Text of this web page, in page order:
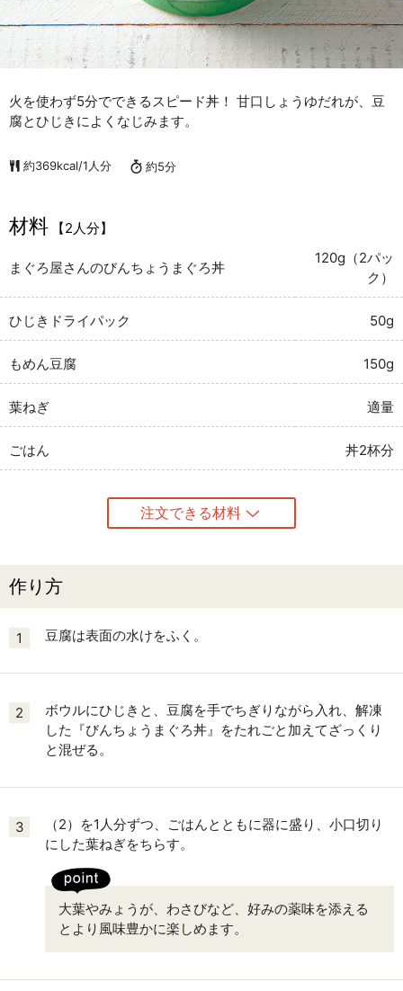
火を使わず5分でできるスピード丼！ 甘口しょうゆだれが、豆
腐とひじきによくなじみます。
約369kcal/1人分 約5分
材料 【2人分】
まぐろ屋さんのびんちょうまぐろ丼
120g（2パッ
ク）
ひじきドライパック 50g
もめん豆腐 150g
葉ねぎ 適量
ごはん 丼2杯分
注文できる材料
作り方
1 豆腐は表面の水けをふく。
2
ボウルにひじきと、豆腐を手でちぎりながら入れ、解凍
した『びんちょうまぐろ丼』をたれごと加えてざっくり
と混ぜる。
3
（2）を1人分ずつ、ごはんとともに器に盛り、小口切り
にした葉ねぎをちらす。
大葉やみょうが、わさびなど、好みの薬味を添える
とより風味豊かに楽しめます。